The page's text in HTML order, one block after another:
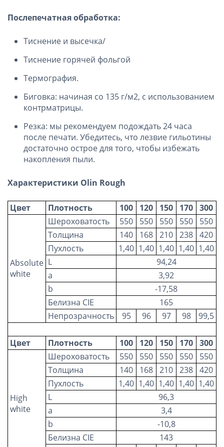
Послепечатная обработка:
Тиснение и высечка/
Тиснение горячей фольгой
Термография.
Биговка: начиная со 135 г/м2, с использованием
контрматрицы.
Резка: мы рекомендуем подождать 24 часа
после печати. Убедитесь, что лезвие гильотины
достаточно острое для того, чтобы избежать
накопления пыли.
Характеристики Olin Rough
Цвет Плотность 100 120 150 170 300
Absolute
white
Шероховатость 550 550 550 550
550
Толщина
140 168 210 238 420
Пухлость
1,40 1,40 1,40 1,40 1,40
L
94,24
a
3,92
b
-17,58
Белизна CIE
165
Непрозрачность
95 96 97 98 99,5
Цвет Плотность 100 120 150 170 300
High
white
Шероховатость 550 550 550 550
550
Толщина
140 168 210 238 420
Пухлость
1,40 1,40 1,40 1,40 1,40
L
96,3
a
3,4
b
-10,8
Белизна CIE
143